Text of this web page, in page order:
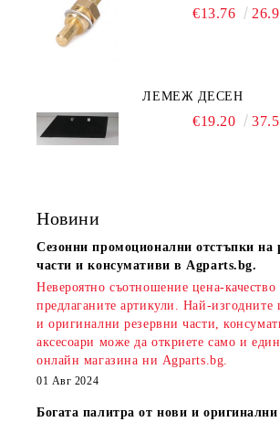
€13.76
ЛЕМЕЖ ДЕСЕН
€19.20
Новини
Сезонни промоционални отстъпки на
части и консумативи в Agparts.bg.
Невероятно съотношение цена-качество
предлаганите артикули. Най-изгодните
и оригинални резервни части,
аксесоари може да откриете само и
онлайн магазина ни Agparts.bg.
01 Авг 2024
Богата палитра от нови и